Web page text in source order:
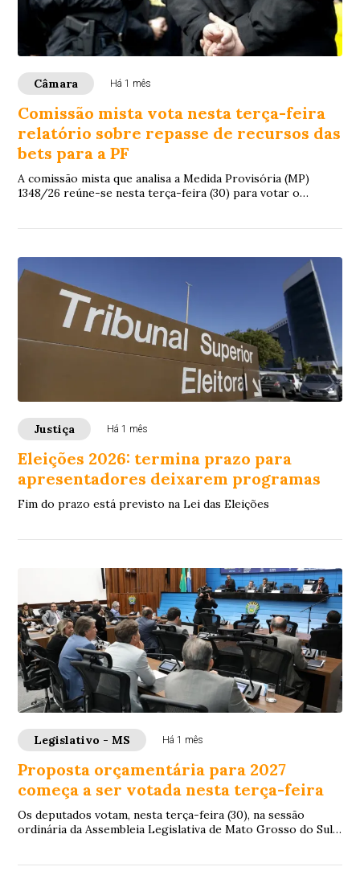
Câmara Há 1 mês
Comissão mista vota nesta terça-feira
relatório sobre repasse de recursos das
bets para a PF
A comissão mista que analisa a Medida Provisória (MP)
1348/26 reúne-se nesta terça-feira (30) para votar o
Justiça Há 1 mês
Eleições 2026: termina prazo para
apresentadores deixarem programas
Fim do prazo está previsto na Lei das Eleições
Legislativo - MS Há 1 mês
Proposta orçamentária para 2027
começa a ser votada nesta terça-feira
Os deputados votam, nesta terça-feira (30), na sessão
ordinária da Assembleia Legislativa de Mato Grosso do Sul